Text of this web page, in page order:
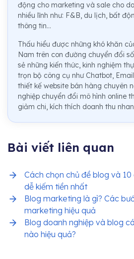
động cho marketing và sale cho
nhiều lĩnh như: F&B, du lịch, bất
thông tin...
Thấu hiểu được những khó khăn
Nam trên con đường chuyển đổi
sẻ những kiến thức, kinh nghiệm
trọn bộ công cụ như Chatbot,
thiết kế website bán hàng chuyên
nghiệp chuyển đổi mô hình online
giảm chi, kích thích doanh thu
Bài viết liên quan
Cách chọn chủ đề blog và
dễ kiếm tiền nhất
Blog marketing là gì? Các
marketing hiệu quả
Blog doanh nghiệp và blog
nào hiệu quả?